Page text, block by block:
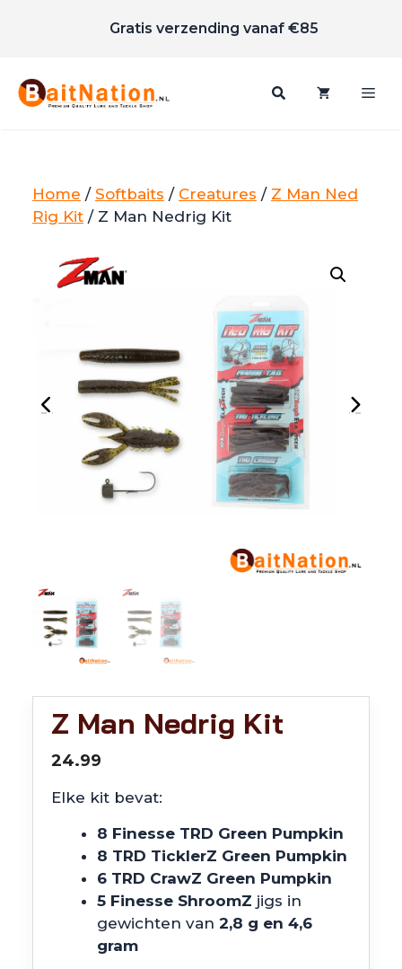
inhoud
Gratis verzending vanaf €85
Home / Softbaits / Creatures / Z Man Ned
Rig Kit / Z Man Nedrig Kit
Z Man Nedrig Kit
24.99
Elke kit bevat:
8 Finesse TRD Green Pumpkin
8 TRD TicklerZ Green Pumpkin
6 TRD CrawZ Green Pumpkin
5 Finesse ShroomZ jigs in
gewichten van 2,8 g en 4,6
gram